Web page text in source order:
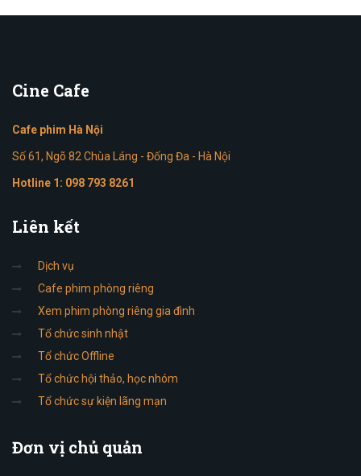
Cine Cafe
Cafe phim Hà Nội
Số 61, Ngõ 82 Chùa Láng - Đống Đa - Hà Nội
Hotline 1: 098 793 8261
Liên kết
Dịch vụ
Cafe phim phòng riêng
Xem phim phòng riêng gia đình
Tổ chức sinh nhật
Tổ chức Offline
Tổ chức hội thảo, học nhóm
Tổ chức sự kiện lãng mạn
Đơn vị chủ quản